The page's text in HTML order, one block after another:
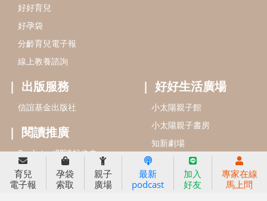
信誼基金會
信誼兒童發展國際研討會
2023信誼年度報告
2024信誼年度報告
2025信誼年度報告
育兒服務
好好育兒
好孕袋
小袋鼠幼師網
育兒
電子報
孕袋
索取
親子
廣場
最新
podcast
加入
好友
專家在線
馬上問